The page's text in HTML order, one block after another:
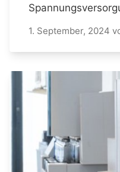
1. September, 2024